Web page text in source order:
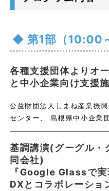
第1部（10:00
各種支援団体よりオ
と中小企業向け支援
公益財団法人しまね産業振
センター、 島根県中小企業
基調講演(グーグル・
同会社)
『Google Glassで
DXとコラボレーショ